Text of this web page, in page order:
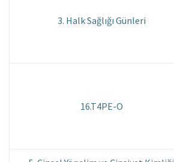
3. Halk Sağlığı Günleri
16.T4PE-O